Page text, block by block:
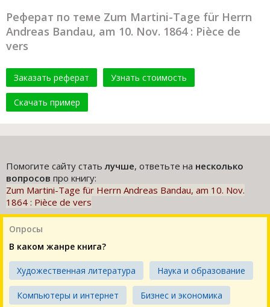
Реферат по теме Zum Martini-Tage für Herrn
Andreas Bandau, am 10. Nov. 1864 : Pièce de
vers
Заказать реферат Узнать стоимость
Скачать пример
Помогите сайту статьлучше, ответьте на несколько
вопросов про книгу:
Zum Martini-Tage für Herrn Andreas Bandau, am 10. Nov.
1864 : Pièce de vers
Опросы
В каком жанре книга?
Художественная литература Наука и образование
Компьютеры и интернет Бизнес и экономика